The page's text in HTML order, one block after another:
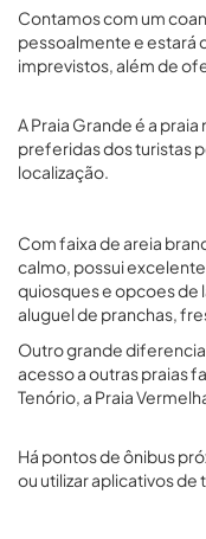
Contamos com um
pessoalmente e estará
imprevistos, além de
A Praia Grande é a
preferidas dos turistas
localização.
Com faixa de areia
calmo, possui
quiosques e opcoes de
aluguel de pranchas,
Outro grande
acesso a outras praias
Tenório, a Praia
Há pontos de ônibus
ou utilizar aplicativos de